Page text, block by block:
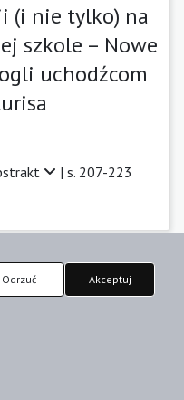
(i nie tylko) na
szkole – Nowe
uchodźcom
| s. 207-223
120
Karpińskiego
Odrzuć Akceptuj